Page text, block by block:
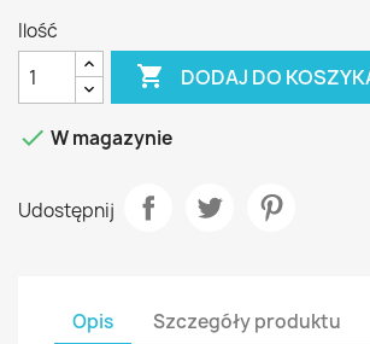
Ilość
 DODAJ DO
 W magazynie
Udostępnij
Opis Szczegóły produktu